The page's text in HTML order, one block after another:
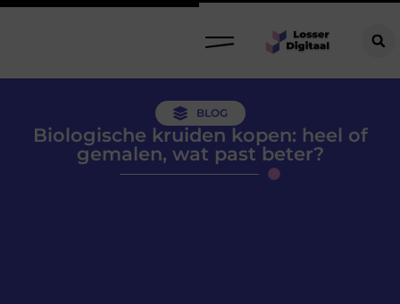
BLOG
Biologische kruiden kopen: heel of
gemalen, wat past beter?